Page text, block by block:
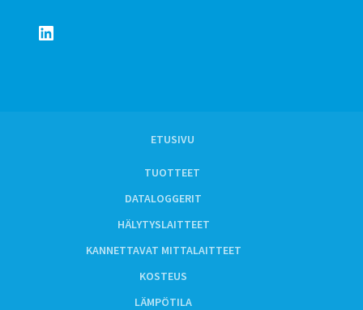
LinkedIn
ETUSIVU
TUOTTEET
DATALOGGERIT
HÄLYTYSLAITTEET
KANNETTAVAT MITTALAITTEET
KOSTEUS
LÄMPÖTILA